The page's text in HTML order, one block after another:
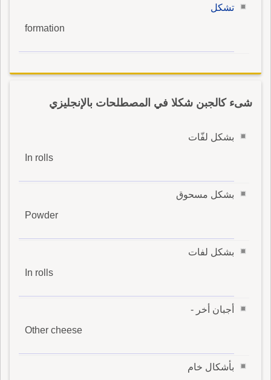
تشكل
formation
شىء كالجبن شكلا في المصطلحات بالإنجليزي
بشكل لفّات
In rolls
بشكل مسحوق
Powder
بشكل لفات
In rolls
أجبان أخر -
Other cheese
بأشكال خام